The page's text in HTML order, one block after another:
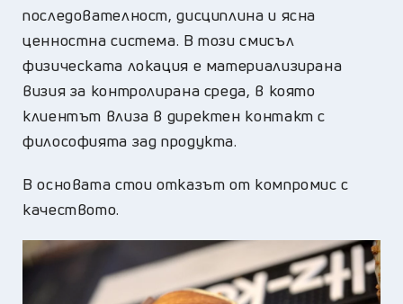
последователност, дисциплина и ясна
ценностна система. В този смисъл
физическата локация е материализирана
визия за контролирана среда, в която
клиентът влиза в директен контакт с
философията зад продукта.
В основата стои отказът от компромис с
качеството.